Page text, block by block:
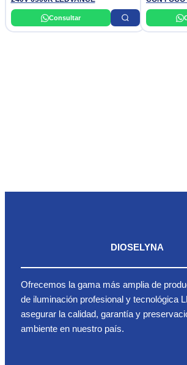
Consultar
220-240V
DIOSELYNA
Ofrecemos la gama más amplia de
de iluminación profesional y tecnológica
asegurar la calidad, garantía y
ambiente en nuestro país.